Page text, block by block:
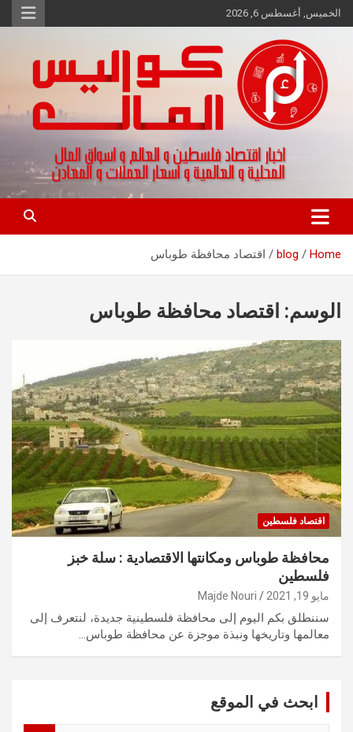
Skip
to
الخميس, أغسطس 6, 2026
كواليس المال
اخبار اقتصاد فلسطين و العالم و تقارير اسواق المال و العملات
Home
blog اقتصاد محافظة طوباس
الوسم: اقتصاد محافظة طوباس
اقتصاد فلسطين
محافظة طوباس ومكانتها الاقتصادية : سلة خبز
فلسطين
مايو 19, 2021 Majde Nouri
سننطلق بكم اليوم إلى محافظة فلسطينية جديدة، لنتعرف إلى
معالمها وتاريخها ونبذة موجزة عن محافظة طوباس…
ابحث في الموقع